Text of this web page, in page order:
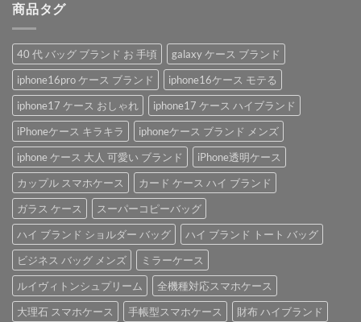
商品タグ
40 代 バッグ ブランド お 手頃
galaxy ケース ブランド
iphone16pro ケース ブランド
iphone16ケース モテる
iphone17 ケース おしゃれ
iphone17 ケース ハイブランド
iPhoneケース キラキラ
iphoneケース ブランド メンズ
iphone ケース 大人 可愛い ブランド
iPhone透明ケース
カップル スマホケース
カード ケース ハイ ブランド
ガラス ケース
スーパーコピーバッグ
ハイ ブランド ショルダー バッグ
ハイ ブランド トート バッグ
ビジネス バッグ メンズ
ミラーケース
ルイヴィトンシュプリーム
全機種対応スマホケース
大理石 スマホケース
手帳型スマホケース 財布 ハイブランド